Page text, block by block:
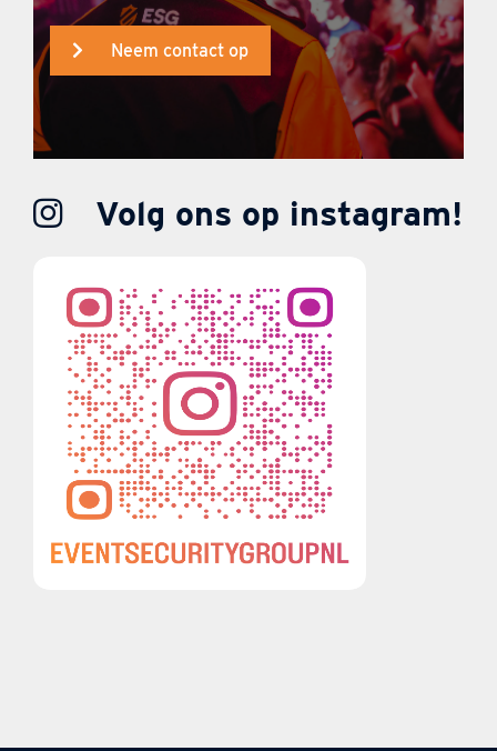
Neem contact op
Volg ons op instagram!